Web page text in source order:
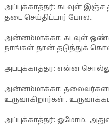
அப்புக்காத்தர்: கடவுள்
தடை செய்திட்டார் போல..
அன்னம்மாக்கா: கடவுள்
நாங்கள் தான் தடுத்துக்
அப்புக்காத்தர்: என்ன
அன்னம்மாக்கா:
உருவாகிறார்கள்..
அப்புக்காத்தர்: ஓமோம்..